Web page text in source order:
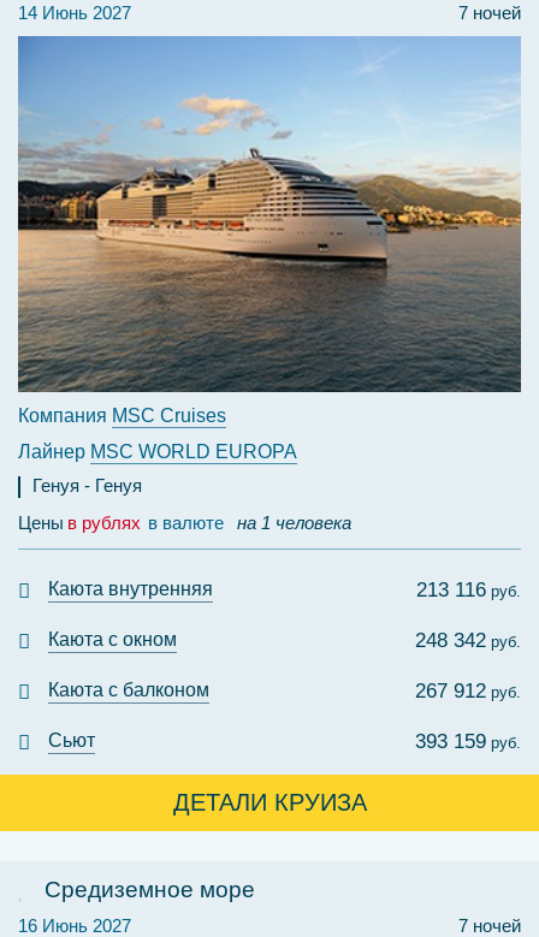
7 ночей
14 Июнь 2027
Компания MSC Cruises
Лайнер MSC WORLD EUROPA
Генуя
Генуя
Цены в рублях в валюте на 1 человека
Каюта внутренняя 213 116 руб.
Каюта с окном 248 342 руб.
Каюта с балконом 267 912 руб.
Сьют 393 159 руб.
ДЕТАЛИ КРУИЗА
Средиземное море
7 ночей
16 Июнь 2027